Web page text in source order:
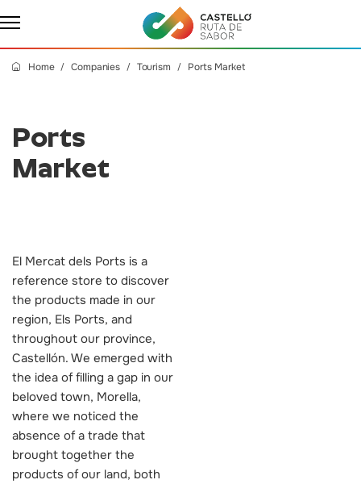
Home Companies Tourism Ports Market
Ports
Market
El Mercat dels Ports is a
reference store to discover
the products made in our
region, Els Ports, and
throughout our province,
Castellón. We emerged with
the idea of filling a gap in our
beloved town, Morella,
where we noticed the
absence of a trade that
brought together the
products of our land, both